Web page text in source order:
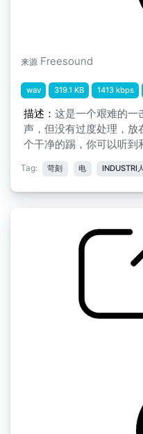
来源 Freesound
wav 319.1 KB 1413 kbps
描述： 这是一个艰难的一
声，但没有过度处理，放
个干净的踢，你可以听到
Tag: 苛刻 电 INDUSTRI人